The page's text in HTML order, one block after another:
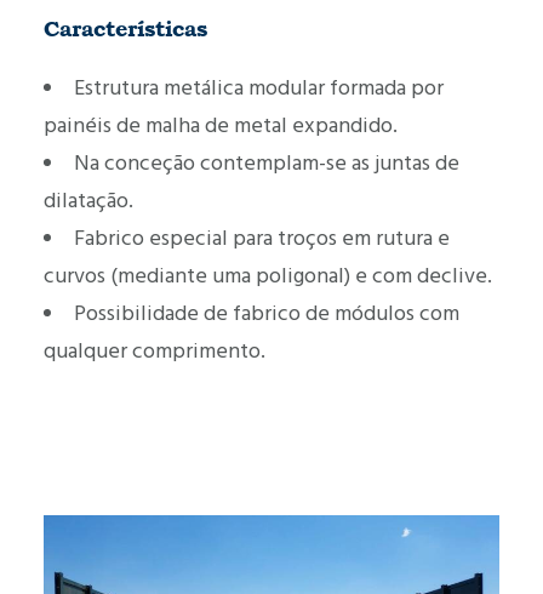
Características
Estrutura metálica modular formada por
painéis de malha de metal expandido.
Na conceção contemplam-se as juntas de
dilatação.
Fabrico especial para troços em rutura e
curvos (mediante uma poligonal) e com declive.
Possibilidade de fabrico de módulos com
qualquer comprimento.